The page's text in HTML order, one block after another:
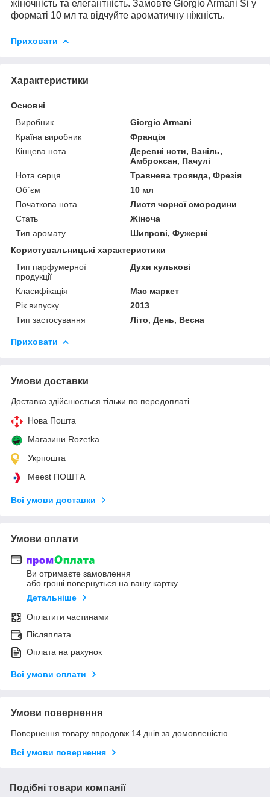
жіночність та елегантність. Замовте Giorgio Armani Si у
форматі 10 мл та відчуйте ароматичну ніжність.
Приховати
Характеристики
Основні
Виробник
Giorgio Armani
Країна виробник
Франція
Кінцева нота
Деревні ноти, Ваніль,
Амброксан, Пачулі
Нота серця
Травнева троянда, Фрезія
Об`єм
10 мл
Початкова нота
Листя чорної смородини
Стать
Жіноча
Тип аромату
Шипрові, Фужерні
Користувальницькі характеристики
Тип парфумерної
продукції
Духи кулькові
Класифікація
Мас маркет
Рік випуску
2013
Тип застосування
Літо, День, Весна
Приховати
Умови доставки
Доставка здійснюється тільки по передоплаті.
Нова Пошта
Магазини Rozetka
Укрпошта
Meest ПОШТА
Всі умови доставки
Умови оплати
Ви отримаєте замовлення
або гроші повернуться на вашу картку
Детальніше
Оплатити частинами
Післяплата
Оплата на рахунок
Всі умови оплати
Умови повернення
Повернення товару впродовж 14 днів за домовленістю
Всі умови повернення
Подібні товари компанії